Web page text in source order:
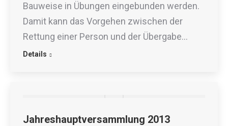
Bauweise in Übungen eingebunden werden.
Damit kann das Vorgehen zwischen der
Rettung einer Person und der Übergabe…
Details
Jahreshauptversammlung 2013